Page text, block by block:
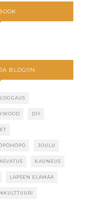
BLOGIIN:
DIY
JOULU
KAUNEUS
LAPSEN ELÄMÄÄ